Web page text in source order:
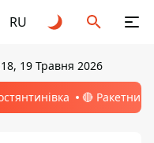
RU
19 Травня 2026
🔴 Ракетний